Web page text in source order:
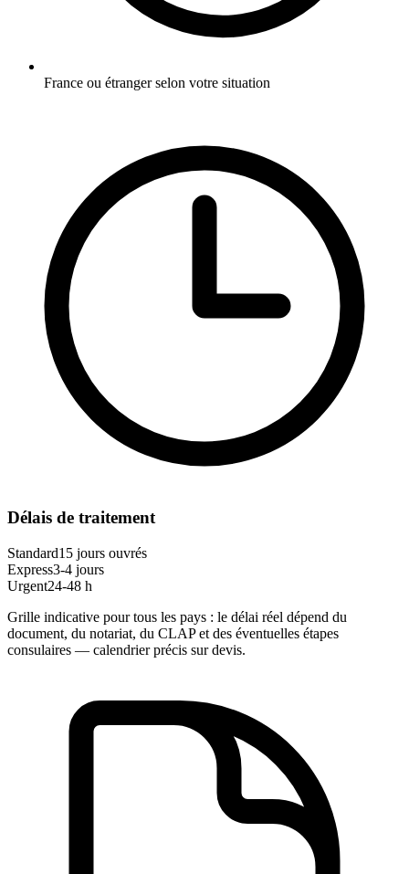
France ou étranger selon votre situation
Délais de traitement
Standard15 jours ouvrés
Express3-4 jours
Urgent24-48 h
Grille indicative pour tous les pays : le délai réel dépend du
document, du notariat, du CLAP et des éventuelles étapes
consulaires — calendrier précis sur devis.